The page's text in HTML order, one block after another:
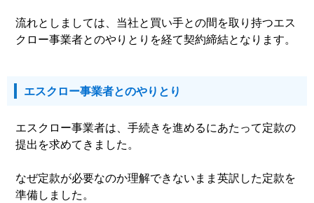
流れとしましては、当社と買い手との間を取り持つエス
クロー事業者とのやりとりを経て契約締結となります。
エスクロー事業者とのやりとり
エスクロー事業者は、手続きを進めるにあたって定款の
提出を求めてきました。
なぜ定款が必要なのか理解できないまま英訳した定款を
準備しました。